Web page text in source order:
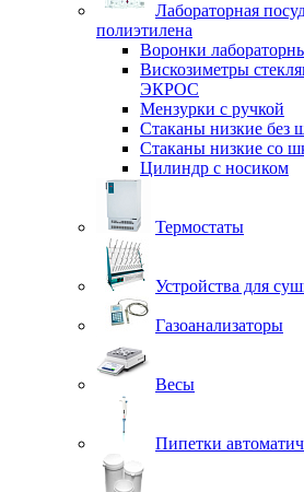
Лабораторная
полиэтилена
Воронки
Вискозиметры
ЭКРОС
Мензурки с ручкой
Стаканы низкие без
Стаканы низкие со
Цилиндр с носиком
Термостаты
Устройства для
Газоанализаторы
Весы
Пипетки